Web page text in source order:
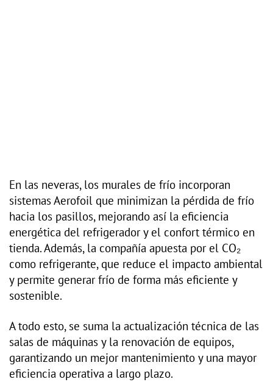
En las neveras, los murales de frío incorporan
sistemas Aerofoil que minimizan la pérdida de frío
hacia los pasillos, mejorando así la eficiencia
energética del refrigerador y el confort térmico en
tienda. Además, la compañía apuesta por el CO₂
como refrigerante, que reduce el impacto ambiental
y permite generar frío de forma más eficiente y
sostenible.
A todo esto, se suma la actualización técnica de las
salas de máquinas y la renovación de equipos,
garantizando un mejor mantenimiento y una mayor
eficiencia operativa a largo plazo.